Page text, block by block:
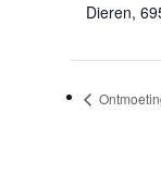
Dieren,